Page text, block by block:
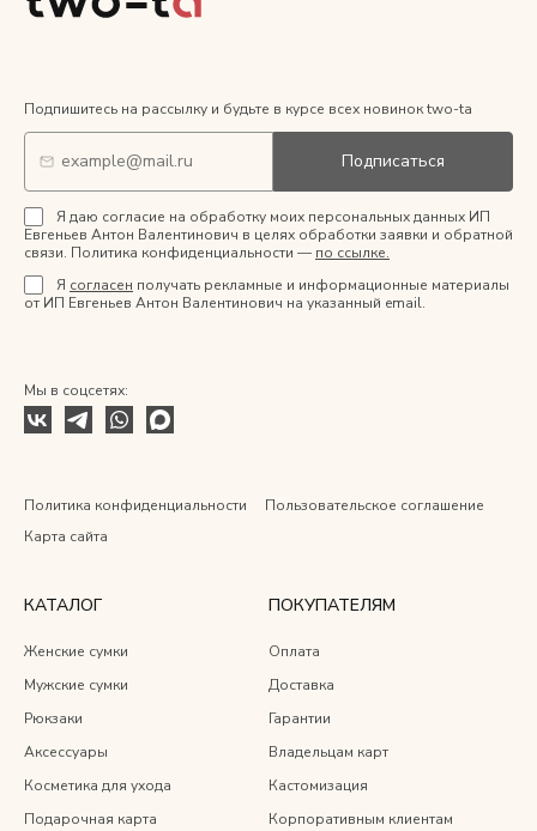
Подпишитесь на рассылку и будьте в курсе всех новинок two-ta
Подписаться
Я даю согласие на обработку моих персональных данных ИП
Евгеньев Антон Валентинович в целях обработки заявки и обратной
связи. Политика конфиденциальности — по ссылке.
Я согласен получать рекламные и информационные материалы
от ИП Евгеньев Антон Валентинович на указанный email.
Мы в соцсетях:
Политика конфиденциальности
Пользовательское соглашение
Карта сайта
КАТАЛОГ
Женские сумки
Мужские сумки
Рюкзаки
Аксессуары
Косметика для ухода
Подарочная карта
ПОКУПАТЕЛЯМ
Оплата
Доставка
Гарантии
Владельцам карт
Кастомизация
Корпоративным клиентам